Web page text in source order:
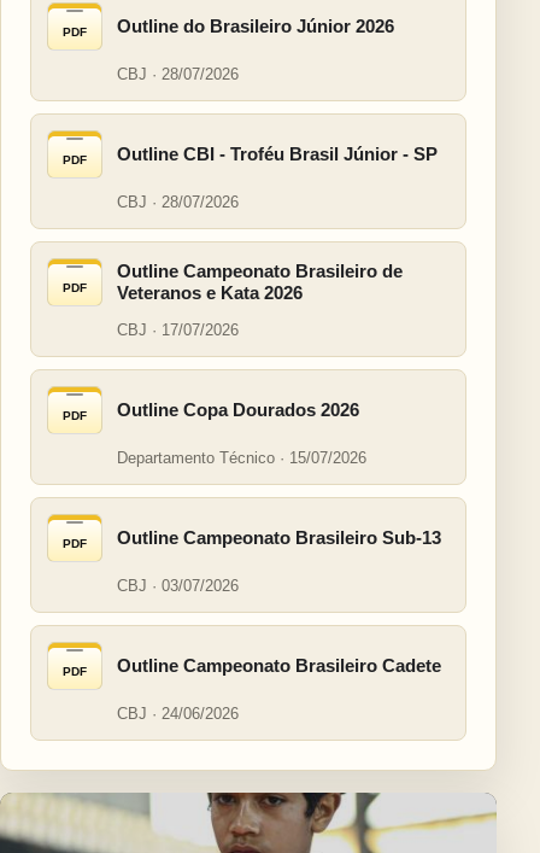
PDF Outline do Brasileiro Júnior 2026
CBJ · 28/07/2026
PDF Outline CBI - Troféu Brasil Júnior - SP
CBJ · 28/07/2026
PDF
Outline Campeonato Brasileiro de
Veteranos e Kata 2026
CBJ · 17/07/2026
PDF Outline Copa Dourados 2026
Departamento Técnico · 15/07/2026
PDF Outline Campeonato Brasileiro Sub-13
CBJ · 03/07/2026
PDF Outline Campeonato Brasileiro Cadete
CBJ · 24/06/2026